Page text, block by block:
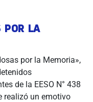
POR LA
por la Memoria»,
de la EESO N° 438
realizó un emotivo